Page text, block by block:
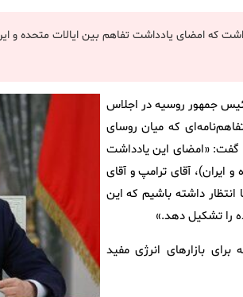
که امضای یادداشت تفاهم بین ایالات متحده و
رئیس جمهور روسیه در اجلاس
اشاره به تفاهم‌نامه‌ای که میان روسای
گفت: «امضای این یادداشت
آقای ترامپ و آقای
انتظار داشته باشیم که این
را تشکیل دهد.»
بازارهای انرژی مفید